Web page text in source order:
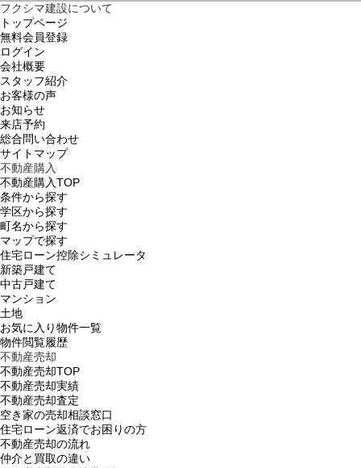
フクシマ建設について
トップページ
無料会員登録
ログイン
会社概要
スタッフ紹介
お客様の声
お知らせ
来店予約
総合問い合わせ
サイトマップ
不動産購入
不動産購入TOP
条件から探す
学区から探す
町名から探す
マップで探す
住宅ローン控除シミュレータ
新築戸建て
中古戸建て
マンション
土地
お気に入り物件一覧
物件閲覧履歴
不動産売却
不動産売却TOP
不動産売却実績
不動産売却査定
空き家の売却相談窓口
住宅ローン返済でお困りの方
不動産売却の流れ
仲介と買取の違い